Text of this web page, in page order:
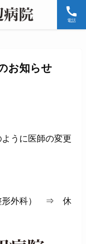
電話
お知らせ
うに医師の変更
形外科） ⇒ 休